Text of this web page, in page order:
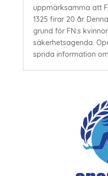
uppmärksamma att
1325 firar 20 år.
grund för FN:s
säkerhetsagenda.
sprida information